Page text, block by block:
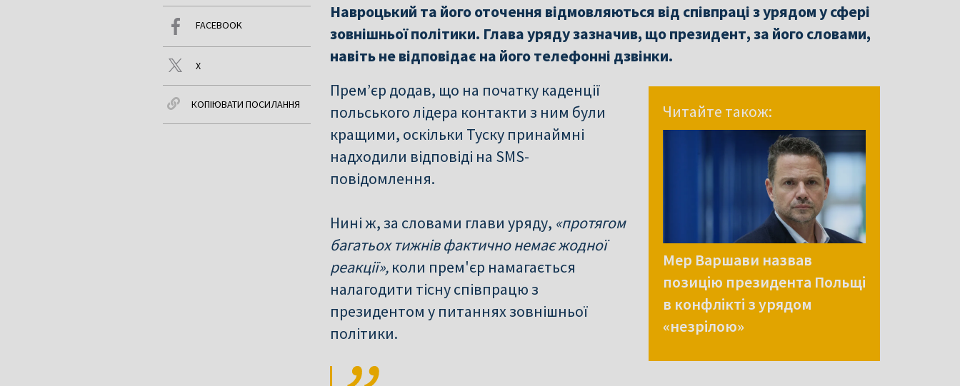
FACEBOOK
X
КОПІЮВАТИ ПОСИЛАННЯ
Навроцький та його оточення відмовляються від співпраці з урядом у сфері
зовнішньої політики. Глава уряду зазначив, що президент, за його словами,
навіть не відповідає на його телефонні дзвінки.
Читайте також:
Мер Варшави назвав
позицію президента Польщі
в конфлікті з урядом
«незрілою»
Прем’єр додав, що на початку каденції
польського лідера контакти з ним були
кращими, оскільки Туску принаймні
надходили відповіді на SMS-
повідомлення.
Нині ж, за словами глави уряду, «протягом
багатьох тижнів фактично немає жодної
реакції», коли прем'єр намагається
налагодити тісну співпрацю з
президентом у питаннях зовнішньої
політики.